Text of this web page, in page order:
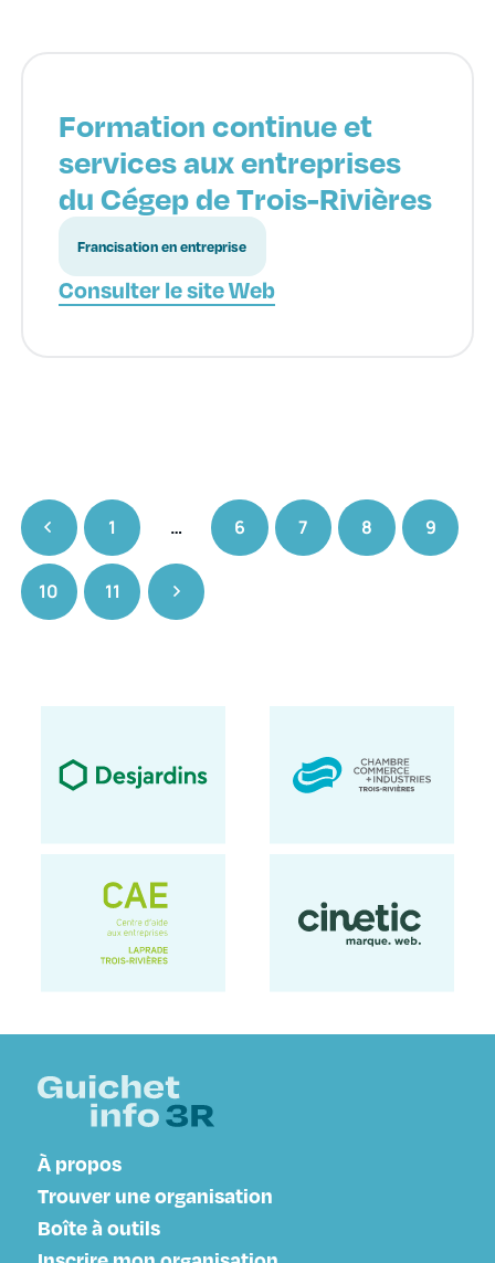
Formation continue et
services aux entreprises
du Cégep de Trois-Rivières
Francisation en entreprise
Consulter le site Web
1 … 6 7 8 9
10 11
À propos
Trouver une organisation
Boîte à outils